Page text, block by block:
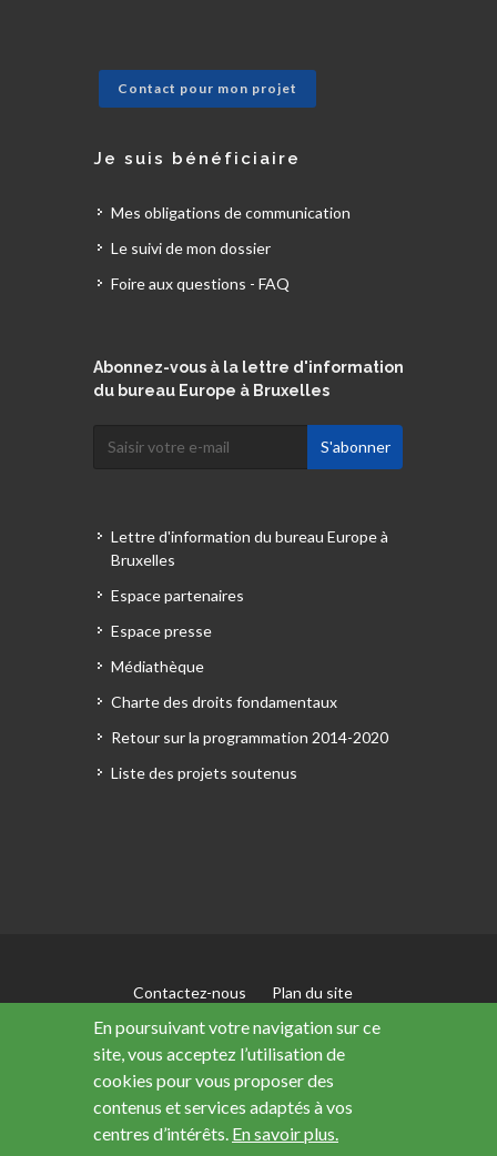
En poursuivant votre navigation sur ce
site, vous acceptez l’utilisation de
cookies pour vous proposer des
contenus et services adaptés à vos
centres d’intérêts. En savoir plus.
Contact pour mon projet
Je suis bénéficiaire
Mes obligations de communication
Le suivi de mon dossier
Foire aux questions - FAQ
Abonnez-vous à la lettre d'information
du bureau Europe à Bruxelles
Lettre d'information du bureau Europe à
Bruxelles
Espace partenaires
Espace presse
Médiathèque
Charte des droits fondamentaux
Retour sur la programmation 2014-2020
Liste des projets soutenus
Contactez-nous
Plan du site
Mentions légales
Accessibilité : non conforme
Données personnelles
Ce site a été financé avec le soutien de l’Union